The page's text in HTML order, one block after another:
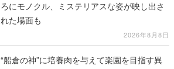
ろにモノクル、ミステリアスな姿が映し出さ
れた場面も
2026年8月8日
“船倉の神”に培養肉を与えて楽園を目指す異